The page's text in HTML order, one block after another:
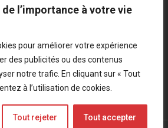
l’importance à votre vie
pour améliorer votre expérience
des publicités ou des contenus
notre trafic. En cliquant sur « Tout
à l’utilisation de cookies.
Tout rejeter Tout accepter
de confidentialité